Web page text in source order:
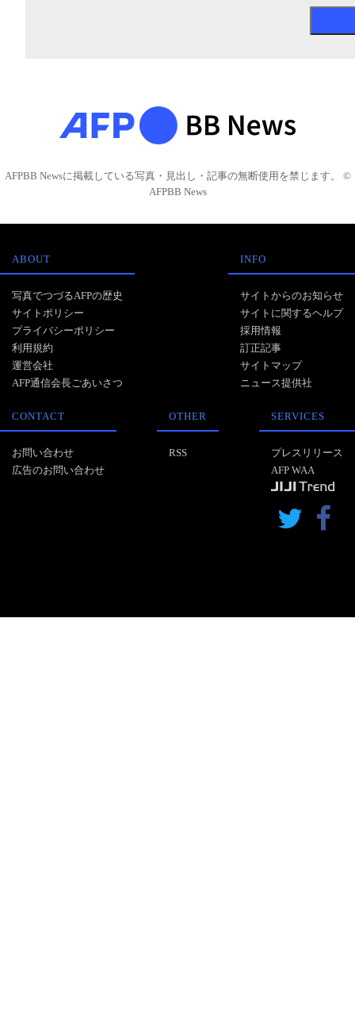
AFPBB Newsに掲載している写真・見出し・記事の無断使用を禁じます。 ©
AFPBB News
ABOUT
写真でつづるAFPの歴史
サイトポリシー
プライバシーポリシー
利用規約
運営会社
AFP通信会長ごあいさつ
INFO
サイトからのお知らせ
サイトに関するヘルプ
採用情報
訂正記事
サイトマップ
ニュース提供社
CONTACT
お問い合わせ
広告のお問い合わせ
OTHER
RSS
SERVICES
プレスリリース
AFP WAA